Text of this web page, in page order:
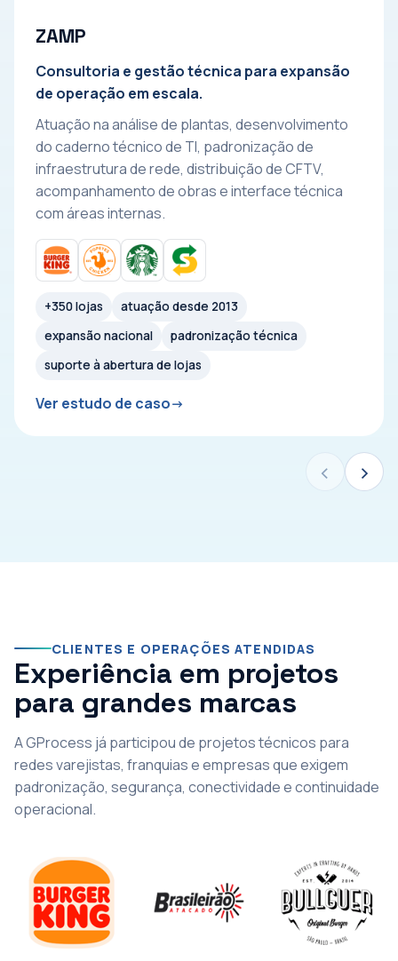
ZAMP
Consultoria e gestão técnica para expansão
de operação em escala.
Atuação na análise de plantas, desenvolvimento
do caderno técnico de TI, padronização de
infraestrutura de rede, distribuição de CFTV,
acompanhamento de obras e interface técnica
com áreas internas.
+350 lojas
atuação desde 2013
expansão nacional
padronização técnica
suporte à abertura de lojas
Ver estudo de caso
‹ ›
CLIENTES E OPERAÇÕES ATENDIDAS
Experiência em projetos
para grandes marcas
A GProcess já participou de projetos técnicos para
redes varejistas, franquias e empresas que exigem
padronização, segurança, conectividade e continuidade
operacional.